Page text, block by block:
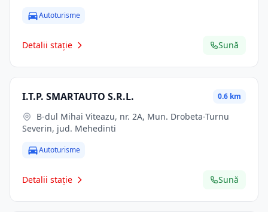
Autoturisme
Detalii stație Sună
I.T.P. SMARTAUTO S.R.L. 0.6 km
Severin, jud. Mehedinti
Autoturisme
Detalii stație Sună